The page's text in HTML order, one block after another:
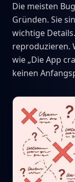
Die meisten
Gründen. Sie
wichtige
reproduzieren.
wie „Die App
keinen